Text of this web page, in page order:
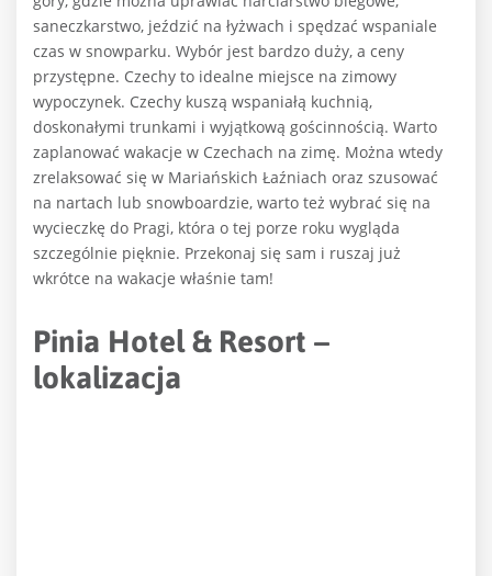
saneczkarstwo, jeździć na łyżwach i spędzać wspaniale
czas w snowparku. Wybór jest bardzo duży, a ceny
przystępne. Czechy to idealne miejsce na zimowy
wypoczynek. Czechy kuszą wspaniałą kuchnią,
doskonałymi trunkami i wyjątkową gościnnością. Warto
zaplanować wakacje w Czechach na zimę. Można wtedy
zrelaksować się w Mariańskich Łaźniach oraz szusować
na nartach lub snowboardzie, warto też wybrać się na
wycieczkę do Pragi, która o tej porze roku wygląda
szczególnie pięknie. Przekonaj się sam i ruszaj już
wkrótce na wakacje właśnie tam!
Pinia Hotel & Resort –
lokalizacja